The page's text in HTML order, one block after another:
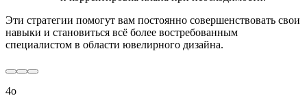
Эти стратегии помогут вам постоянно совершенствовать свои
навыки и становиться всё более востребованным
специалистом в области ювелирного дизайна.
4o